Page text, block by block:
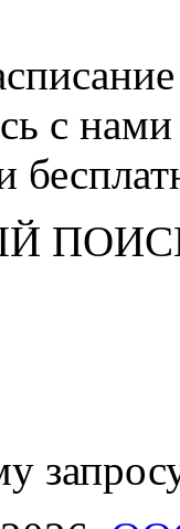
с